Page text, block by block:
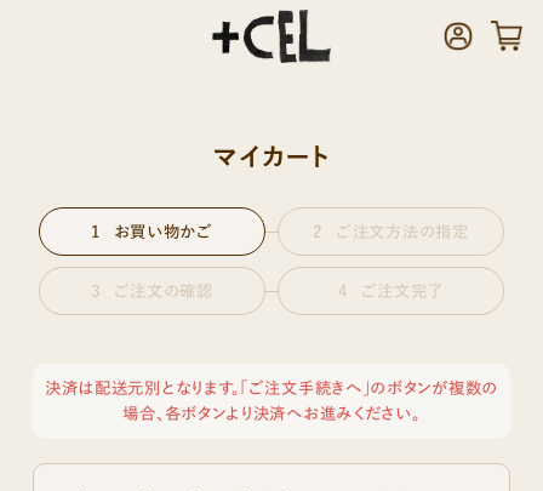
マイカート
お買い物かご ご注文方法の指定
ご注文の確認 ご注文完了
決済は配送元別となります。「ご注文手続きへ」のボタンが複数の
場合、各ボタンより決済へお進みください。